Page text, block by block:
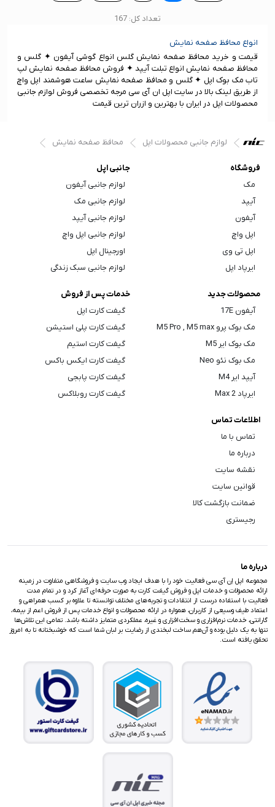
تعداد کل: 167
انواع محافظ صفحه نمایش
قیمت و خرید محافظ صفحه نمایش گلس انواع گوشی آیفون ✦ گلس و
محافظ صفحه نمایش انواع تبلت آیپد ✦ فروش محافظ صفحه نمایش لپ
تاب مک بوک اپل ✦ گلس و محافظ صفحه نمایش ساعت هوشمند اپل واچ
از طریق لینک بالا در سایت اپل ان آی سی مرجه تخصصی فروش لوازم جانبی
محصولات اپل در ایران با بهترین و ازران ترین قیمت
لوازم جانبی محصولات اپل محافظ صفحه نمایش
فروشگاه
مک
آیپد
آیفون
اپل واچ
اپل تی وی
ایرپاد اپل
جانبی اپل
لوازم جانبی آیفون
لوازم جانبی مک
لوازم جانبی آیپد
لوازم جانبی اپل واچ
اورجینال اپل
لوازم جانبی سبک زندگی
محصولات جدید
آیفون 17E
مک بوک پرو M5 Pro , M5 max
مک بوک ایر M5
مک بوک نئو Neo
آیپد ایر M4
ایرپاد Max 2
خدمات پس از فروش
گیفت کارت اپل
گیفت کارت پلی استیشن
گیفت کارت استیم
گیفت کارت ایکس باکس
گیفت کارت پابجی
گیفت کارت روبلاکس
اطلاعات تماس
تماس با ما
درباره ما
نقشه سایت
قوانین سایت
ضمانت بازگشت کالا
رجیستری
درباره ما
مجموعه اپل اِن آی سی فعالیت خود را با هدف ایجاد وب سایت و فروشگاهی متفاوت در زمینه
ارائه محصولات و خدمات اپل و فروش گیفت کارت به صورت حرفه‌ای آغاز کرد و در تمام مدت
فعالیت با استفاده درست از انتقادات و تجربه‌های مختلف توانسته تا علاوه بر کسب همراهی و
اعتماد طیف وسیعی از کاربران، همواره در ارائه محصولات و انواع خدمات پس از فروش اعم از بیمه،
گارانتی، خدمات نرم‌افزاری و سخت‌افزاری و غیره، عملکردی متمایز داشته باشد. تمامی این تلاش‌ها
تنها به یک دلیل بوده و آن‌هم ساخت لبخندی از رضایت بر لبان شما است که خوشبختانه تا به امروز
تحقق یافته است.